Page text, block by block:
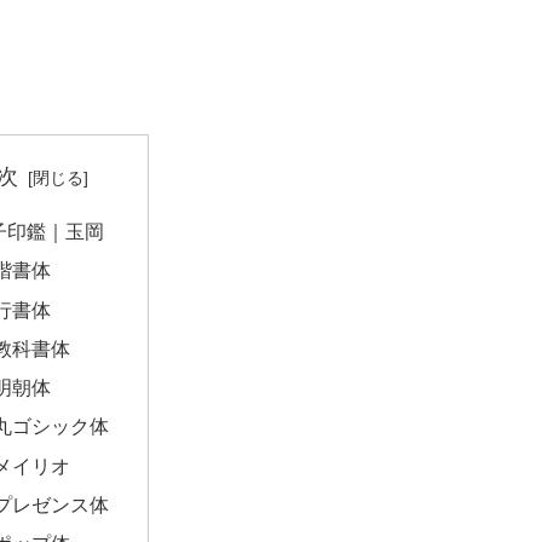
印鑑｜玉岡
書体
書体
科書体
朝体
ゴシック体
イリオ
レゼンス体